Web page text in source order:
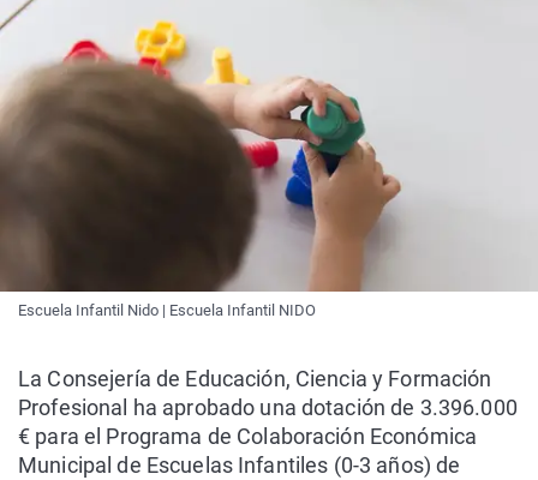
Escuela Infantil Nido | Escuela Infantil NIDO
La Consejería de Educación, Ciencia y Formación
Profesional ha aprobado una dotación de 3.396.000
€ para el Programa de Colaboración Económica
Municipal de Escuelas Infantiles (0-3 años) de